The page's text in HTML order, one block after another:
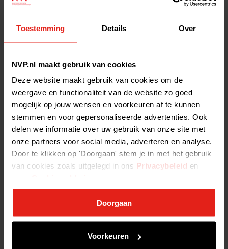
Toestemming Details Over
NVP.nl maakt gebruik van cookies
Deze website maakt gebruik van cookies om de
weergave en functionaliteit van de website zo goed
mogelijk op jouw wensen en voorkeuren af te kunnen
stemmen en voor gepersonaliseerde advertenties. Ook
delen we informatie over uw gebruik van onze site met
onze partners voor social media, adverteren en analyse.
Door te klikken op 'Doorgaan' stem je in met het gebruik
van cookies zoals uitgelegd in ons Privacybeleid en
Doorgaan
Voorkeuren
Capital A Investment Partners,
Felix meer over zijn belangrijke bijdrage
AML Basics: Verantwoordelijkheid en Beleid - AML Basics:
Verantwoordelijkheid en Beleid
WORKSHOP: AML Basics: Verantwoordelijkheid en Beleid 6
MAART 2025 Sprekers l Prof. Birgit Snijder-Kuipers & Jacoline van
Bennekom - Overgaauw Tijd | 09:00 – 12:00 Locatie | De Brauw
Blackstone Westbroek, Burgerweeshuispad 201,
Up-to-date met AML - Up-to-date met AML
beheerders van beleggingsinstellingen; uitvoering en beleid 6
MAART 2025 Sprekers l Prof. Birgit Snijder-Kuipers & Jacoline van
Bennekom - Overgaauw Tijd | 13:00 – 17:00 Locatie |